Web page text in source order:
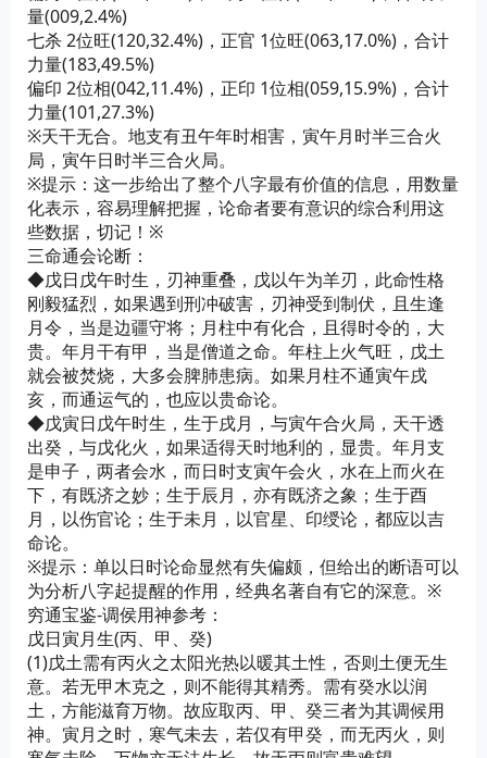
量(009,2.4%)
七杀 2位旺(120,32.4%)，正官 1位旺(063,17.0%)，合计
力量(183,49.5%)
偏印 2位相(042,11.4%)，正印 1位相(059,15.9%)，合计
力量(101,27.3%)
※天干无合。地支有丑午年时相害，寅午月时半三合火
局，寅午日时半三合火局。
※提示：这一步给出了整个八字最有价值的信息，用数量
化表示，容易理解把握，论命者要有意识的综合利用这
些数据，切记！※
三命通会论断：
◆戊日戊午时生，刃神重叠，戊以午为羊刃，此命性格
刚毅猛烈，如果遇到刑冲破害，刃神受到制伏，且生逢
月令，当是边疆守将；月柱中有化合，且得时令的，大
贵。年月干有甲，当是僧道之命。年柱上火气旺，戊土
就会被焚烧，大多会脾肺患病。如果月柱不通寅午戌
亥，而通运气的，也应以贵命论。
◆戊寅日戊午时生，生于戌月，与寅午合火局，天干透
出癸，与戊化火，如果适得天时地利的，显贵。年月支
是申子，两者会水，而日时支寅午会火，水在上而火在
下，有既济之妙；生于辰月，亦有既济之象；生于酉
月，以伤官论；生于未月，以官星、印绶论，都应以吉
命论。
※提示：单以日时论命显然有失偏颇，但给出的断语可以
为分析八字起提醒的作用，经典名著自有它的深意。※
穷通宝鉴-调侯用神参考：
戊日寅月生(丙、甲、癸)
(1)戊土需有丙火之太阳光热以暖其土性，否则土便无生
意。若无甲木克之，则不能得其精秀。需有癸水以润
土，方能滋育万物。故应取丙、甲、癸三者为其调候用
神。寅月之时，寒气未去，若仅有甲癸，而无丙火，则